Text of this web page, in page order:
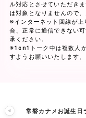
ル対応とさせていただき
は対象となりませんので
※インターネット回線が
合、正常に通信できない
承ください。
※1on1トーク中は複数人
すようお願いいたします。
常磐カナメお誕生日